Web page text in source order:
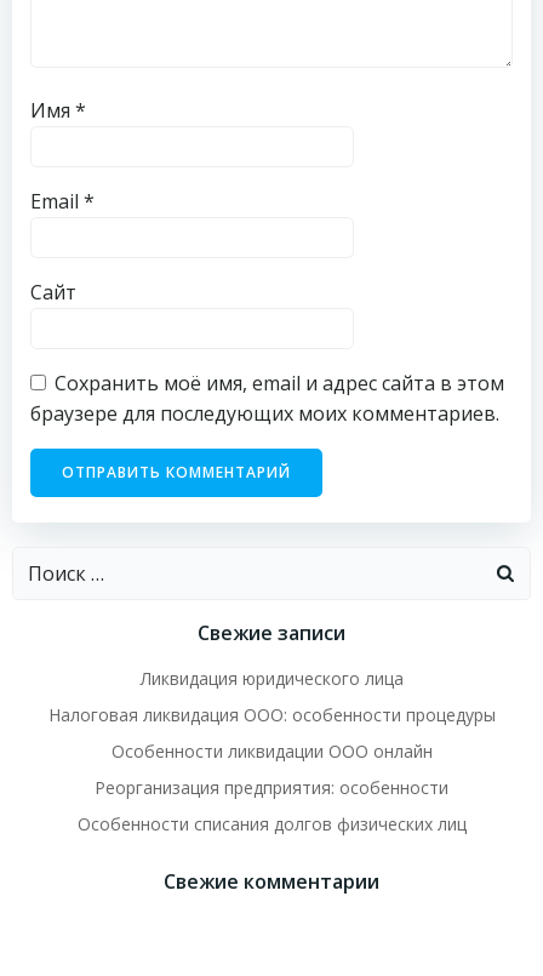
Имя *
Email *
Сайт
Сохранить моё имя, email и адрес сайта в этом
браузере для последующих моих комментариев.
Найти:
Свежие записи
Ликвидация юридического лица
Налоговая ликвидация ООО: особенности процедуры
Особенности ликвидации ООО онлайн
Реорганизация предприятия: особенности
Особенности списания долгов физических лиц
Свежие комментарии